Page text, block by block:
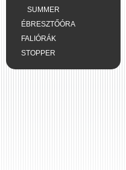
SUMMER
ÉBRESZTŐÓRA
FALIÓRÁK
STOPPER